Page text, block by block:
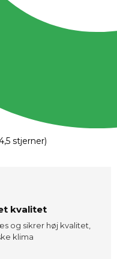
stjerner)
kvalitet
og sikrer høj kvalitet,
klima